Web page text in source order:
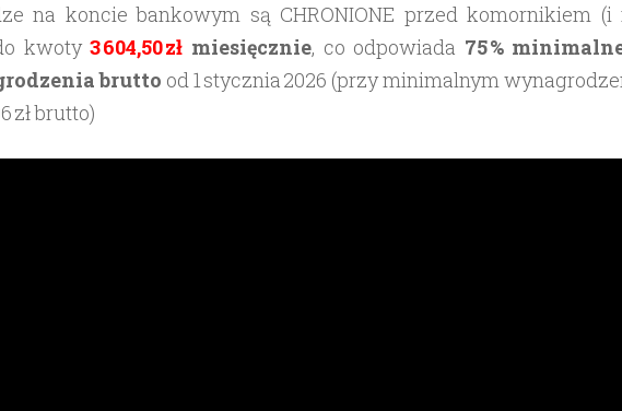
na koncie bankowym są CHRONIONE przed komornikiem (i
kwoty3 604,50 zł miesięcznie, co odpowiada 75 %
brutto od 1 stycznia 2026 (przy minimalnym
zł brutto)